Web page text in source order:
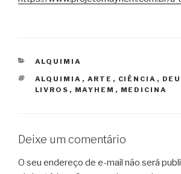
CATEGORIAS
ALQUIMIA
TAGS
ALQUIMIA , ARTE , CIÊNCIA ,
LIVROS , MAYHEM , MEDICINA
Deixe um comentário
O seu endereço de e-mail não será